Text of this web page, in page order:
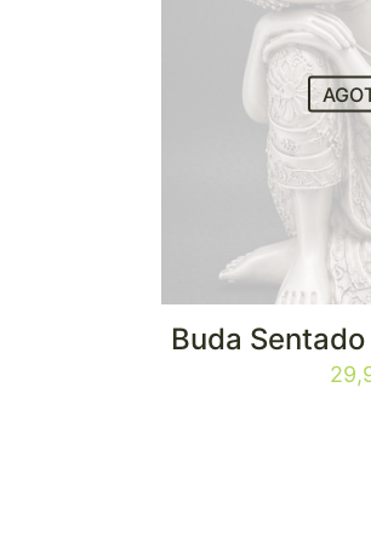
Buda